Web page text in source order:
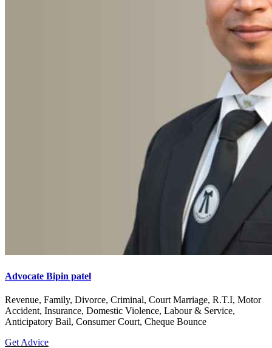
Advocate Bipin patel
Revenue, Family, Divorce, Criminal, Court Marriage, R.T.I, Motor
Accident, Insurance, Domestic Violence, Labour & Service,
Anticipatory Bail, Consumer Court, Cheque Bounce
Get Advice